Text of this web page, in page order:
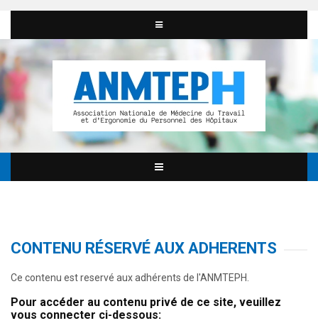
CONTENU RÉSERVÉ AUX ADHERENTS
Ce contenu est reservé aux adhérents de l'ANMTEPH.
Pour accéder au contenu privé de ce site, veuillez
vous connecter ci-dessous: